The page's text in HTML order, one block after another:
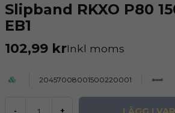
Slipband RKXO P80
EB1
102,99 krInkl moms
20457008001500220001
- +